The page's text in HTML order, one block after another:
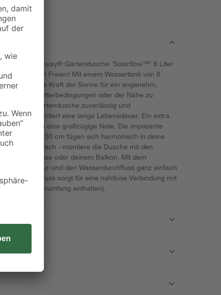
mit der Bestway® Gartendusche 'Solarflow™' 8 Liter
im Freien! Mit einem Wassertank von 8
Dusche die Kraft der Sonne für ein angenehm,
von den Wetterbedingungen oder der Nähe zu
Gartendusche zuverlässig und
garantiert eine lange Lebensdauer. Ein extra
eine großzügige Note. Die imposante
von 50 x 50 cm fügen sich harmonisch in deine
denkbar einfach - montiere die Dusche mit den
Terrasse oder deinem Balkon. Mit dem
und den Wasserdurchfluss ganz einfach
sorgt für eine nahtlose Verbindung mit
nicht im Lieferumfang enthalten).